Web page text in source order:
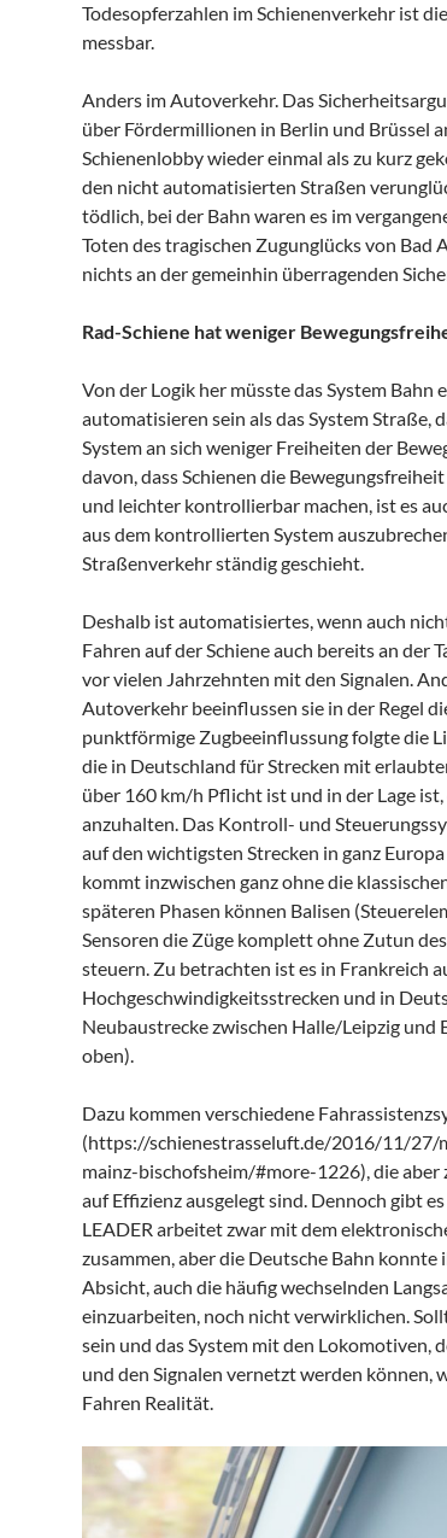
Todesopferzahlen im Schienenverkehr ist
messbar.
Anders im Autoverkehr. Das
über Fördermillionen in Berlin und Brüssel
Schienenlobby wieder einmal als zu kurz
den nicht automatisierten Straßen
tödlich, bei der Bahn waren es im
Toten des tragischen Zugunglücks von Bad
nichts an der gemeinhin überragenden
Rad-Schiene hat weniger
Von der Logik her müsste das System Bahn
automatisieren sein als das System Straße,
System an sich weniger Freiheiten der
davon, dass Schienen die
und leichter kontrollierbar machen, ist es
aus dem kontrollierten System
Straßenverkehr ständig geschieht.
Deshalb ist automatisiertes, wenn auch
Fahren auf der Schiene auch bereits an der
vor vielen Jahrzehnten mit den Signalen.
Autoverkehr beeinflussen sie in der Regel
punktförmige Zugbeeinflussung folgte die
die in Deutschland für Strecken mit
über 160 km/h Pflicht ist und in der Lage
anzuhalten. Das Kontroll- und
auf den wichtigsten Strecken in ganz
kommt inzwischen ganz ohne die
späteren Phasen können Balisen
Sensoren die Züge komplett ohne Zutun
steuern. Zu betrachten ist es in Frankreich
Hochgeschwindigkeitsstrecken und in
Neubaustrecke zwischen Halle/Leipzig und
oben).
Dazu kommen verschiedene
(https://schienestrasseluft.de/2016/11/27/
mainz-bischofsheim/#more-1226), die aber
auf Effizienz ausgelegt sind. Dennoch gibt
LEADER arbeitet zwar mit dem
zusammen, aber die Deutsche Bahn
Absicht, auch die häufig wechselnden
einzuarbeiten, noch nicht verwirklichen.
sein und das System mit den Lokomotiven,
und den Signalen vernetzt werden können,
Fahren Realität.